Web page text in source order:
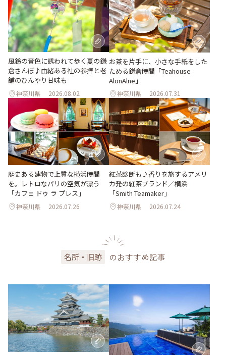
風鈴の音色に誘われて歩く夏の鎌
倉さんぽ♪由緒ある社の参拝と老
舗のひんやり甘味も
神奈川県 2026.08.02
お茶を片手に、小さな手紙をした
ためる鎌倉時間「Teahouse
AlonAlne」
神奈川県 2026.07.31
歴史ある建物で上質な横浜時間
を。レトロなパリの空気が漂う
「カフェ ドゥ ラ プレス」
神奈川県 2026.07.26
紅茶診断も♪香りを旅するアメリ
カ発の紅茶ブランド／横浜
「Smith Teamaker」
神奈川県 2026.07.24
名所・旧跡 のおすすめ記事